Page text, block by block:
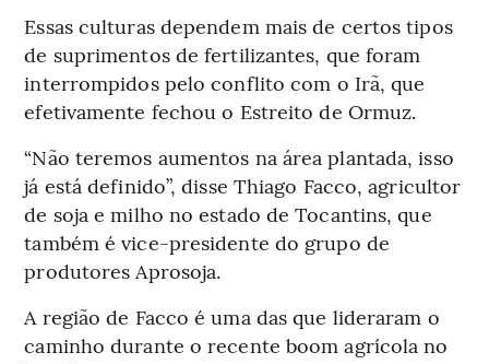
Essas culturas dependem mais de certos tipos
de suprimentos de fertilizantes, que foram
interrompidos pelo conflito com o Irã, que
efetivamente fechou o Estreito de Ormuz.
“Não teremos aumentos na área plantada, isso
já está definido”, disse Thiago Facco, agricultor
de soja e milho no estado de Tocantins, que
também é vice-presidente do grupo de
produtores Aprosoja.
A região de Facco é uma das que lideraram o
caminho durante o recente boom agrícola no